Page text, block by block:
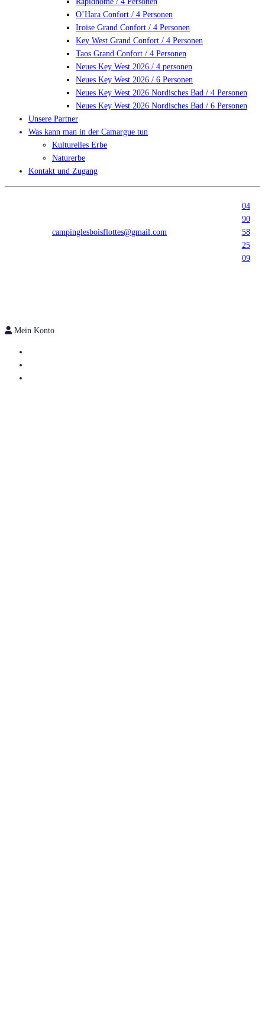
O’Hara Confort / 4 Personen
Iroise Grand Confort / 4 Personen
Key West Grand Confort / 4 Personen
Taos Grand Confort / 4 Personen
Neues Key West 2026 / 4 personen
Neues Key West 2026 / 6 Personen
Neues Key West 2026 Nordisches Bad / 4 Personen
Neues Key West 2026 Nordisches Bad / 6 Personen
Unsere Partner
Was kann man in der Camargue tun
Kulturelles Erbe
Naturerbe
Kontakt und Zugang
campinglesboisflottes@gmail.com
04
90
58
25
09
Mein Konto